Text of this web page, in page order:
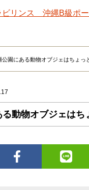
公園にある動物オブジェはちょっ
動物オブジェはち